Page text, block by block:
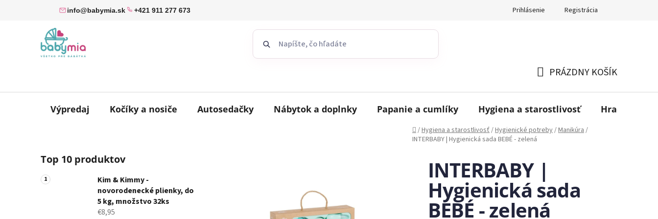
info@babymia.sk +421 911 277 673 Prihlásenie Registrácia
KOŠÍK
PRÁZDNY KOŠÍK
Výpredaj Kočíky a nosiče Autosedačky Nábytok a doplnky Papanie a cumlíky Hygiena a starostlivosť Hračky
Domov
/Hygiena a starostlivosť/Hygienické potreby/Manikúra/
INTERBABY | Hygienická sada BEBÉ - zelená
o
č
n
Top 10 produktov
Kim & Kimmy -
novorodenecké plienky, do
5 kg, množstvo 32ks
€8,95
INTERBABY |
Hygienická sada
BEBÉ - zelená